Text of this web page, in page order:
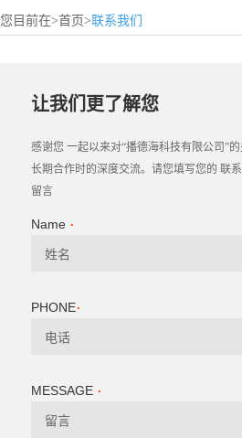
您目前在>首页>联系我们
让我们更了解您
感谢您 一起以来对“播德海科技有限公司”
长期合作时的深度交流。请您填写您的 联
留言
Name .
姓名
PHONE.
电话
MESSAGE .
留言